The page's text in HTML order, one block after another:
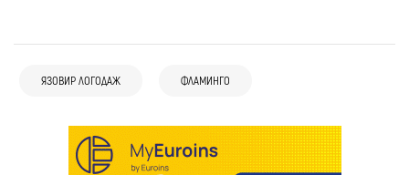
ЯЗОВИР ЛОГОДАЖ ФЛАМИНГО